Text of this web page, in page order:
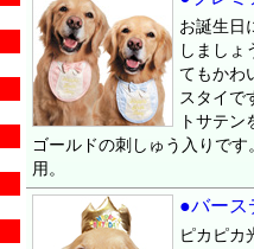
お誕生日
しましょ
てもかわ
スタイで
トサテ
ゴールドの刺しゅう入りで
用。
●バース
ピカピカ